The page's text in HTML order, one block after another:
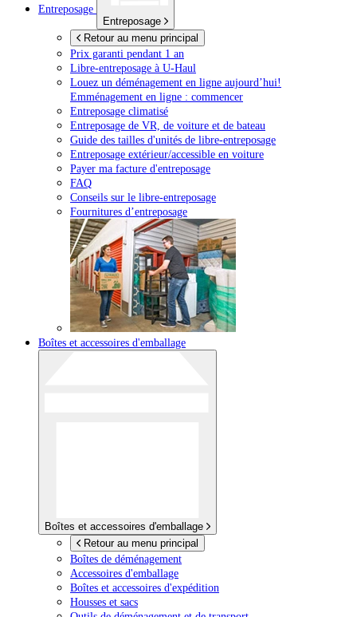
Entreposage
Entreposage
Retour au menu principal
Prix garanti pendant 1 an
Libre-entreposage à U-Haul
Louez un déménagement en ligne aujourd’hui!
Emménagement en ligne : commencer
Entreposage climatisé
Entreposage de VR, de voiture et de bateau
Guide des tailles d'unités de libre-entreposage
Entreposage extérieur/accessible en voiture
Payer ma facture d'entreposage
FAQ
Conseils sur le libre-entreposage
Fournitures d’entreposage
Boîtes et accessoires d'emballage
Boîtes et accessoires d'emballage
Retour au menu principal
Boîtes de déménagement
Accessoires d'emballage
Boîtes et accessoires d'expédition
Housses et sacs